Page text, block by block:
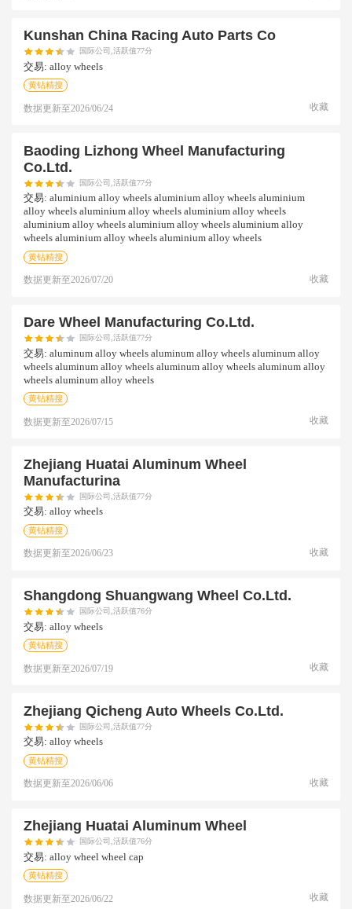
Kunshan China Racing Auto Parts Co
国际公司,活跃值77分
交易: alloy wheels
黄钻精搜
数据更新至2026/06/24 收藏
Baoding Lizhong Wheel Manufacturing
Co.ltd.
国际公司,活跃值77分
交易: aluminium alloy wheels aluminium alloy wheels aluminium
alloy wheels aluminium alloy wheels aluminium alloy wheels
aluminium alloy wheels aluminium alloy wheels aluminium alloy
wheels aluminium alloy wheels aluminium alloy wheels
黄钻精搜
数据更新至2026/07/20 收藏
Dare Wheel Manufacturing Co.ltd.
国际公司,活跃值77分
交易: aluminum alloy wheels aluminum alloy wheels aluminum alloy
wheels aluminum alloy wheels aluminum alloy wheels aluminum alloy
wheels aluminum alloy wheels
黄钻精搜
数据更新至2026/07/15 收藏
Zhejiang Huatai Aluminum Wheel
Manufacturina
国际公司,活跃值77分
交易: alloy wheels
黄钻精搜
数据更新至2026/06/23 收藏
Shangdong Shuangwang Wheel Co.ltd.
国际公司,活跃值76分
交易: alloy wheels
黄钻精搜
数据更新至2026/07/19 收藏
Zhejiang Qicheng Auto Wheels Co.ltd.
国际公司,活跃值77分
交易: alloy wheels
黄钻精搜
数据更新至2026/06/06 收藏
Zhejiang Huatai Aluminum Wheel
国际公司,活跃值76分
交易: alloy wheel wheel cap
黄钻精搜
数据更新至2026/06/22 收藏